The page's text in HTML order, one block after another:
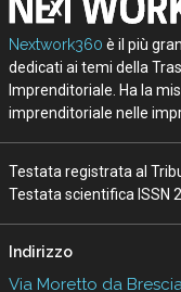
Nextwork360 è il più
dedicati ai temi della
Imprenditoriale. Ha la
imprenditoriale nelle
Testata registrata al
Testata scientifica ISSN
Indirizzo
Via Moretto da